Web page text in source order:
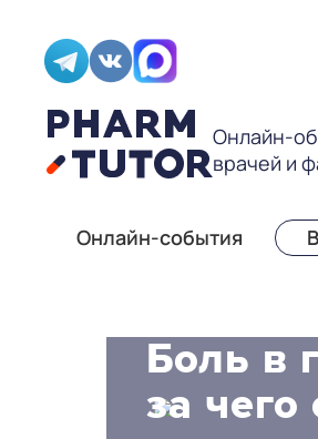
Онлайн-
врачей и
Онлайн-события
Боль в
за